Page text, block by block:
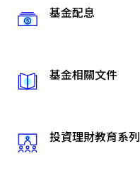
基金配息
基金相關文件
投資理財教育系列